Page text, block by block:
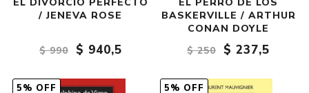
/ JENEVA ROSE
$ 990 $ 940,5
BASKERVILLE / ARTHUR
CONAN DOYLE
$ 250
$ 237,5
5% OFF 5% OFF